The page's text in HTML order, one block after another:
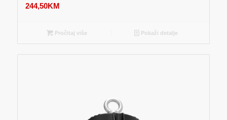
244,50KM
Pročitaj više Pokaži detalje